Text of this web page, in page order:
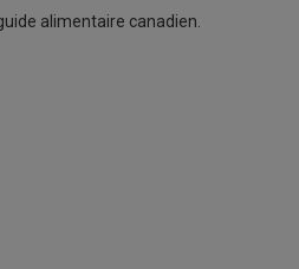
alimentaire canadien.